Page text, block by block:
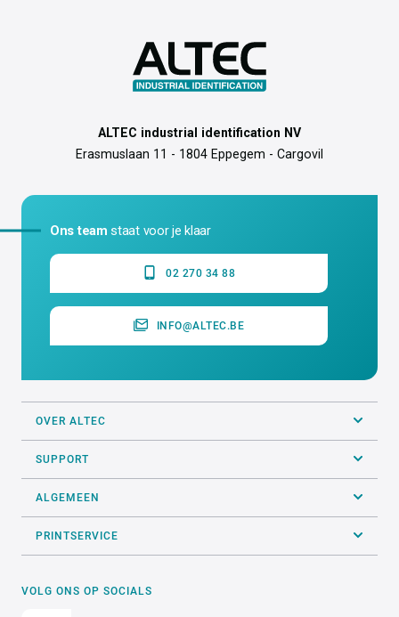
ALTEC industrial identification NV
Erasmuslaan 11 - 1804 Eppegem - Cargovil
Ons team staat voor je klaar
02 270 34 88
INFO@ALTEC.BE
OVER ALTEC
SUPPORT
ALGEMEEN
PRINTSERVICE
VOLG ONS OP SOCIALS